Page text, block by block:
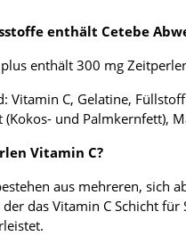
enthält Cetebe
enthält 300 mg
Vitamin C, Gelatine,
(Kokos- und Palmkernfett),
Vitamin C?
aus mehreren, sich
der das Vitamin C Schicht